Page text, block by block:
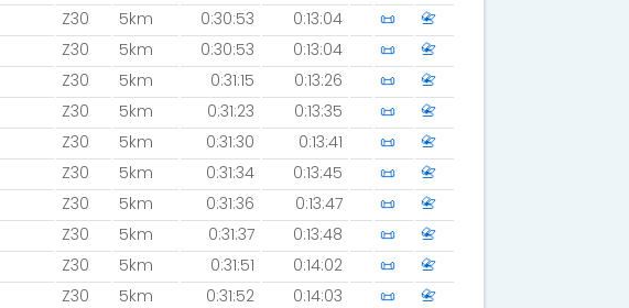
Z30 5km 0:30:53 0:13:04 📜
📇
Z30 5km 0:30:53 0:13:04 📜
📇
Z30 5km 0:31:15 0:13:26 📜
📇
Z30 5km 0:31:23 0:13:35 📜
📇
Z30 5km 0:31:30 0:13:41 📜
📇
Z30 5km 0:31:34 0:13:45 📜
📇
Z30 5km 0:31:36 0:13:47 📜
📇
Z30 5km 0:31:37 0:13:48 📜
📇
Z30 5km 0:31:51 0:14:02 📜
📇
Z30 5km 0:31:52 0:14:03 📜
📇